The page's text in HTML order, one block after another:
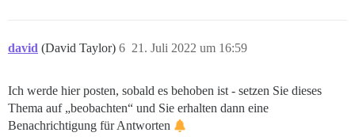
david (David Taylor) 21. Juli 2022 um 16:59
6
Ich werde hier posten, sobald es behoben ist - setzen Sie dieses
Thema auf „beobachten“ und Sie erhalten dann eine
Benachrichtigung für Antworten